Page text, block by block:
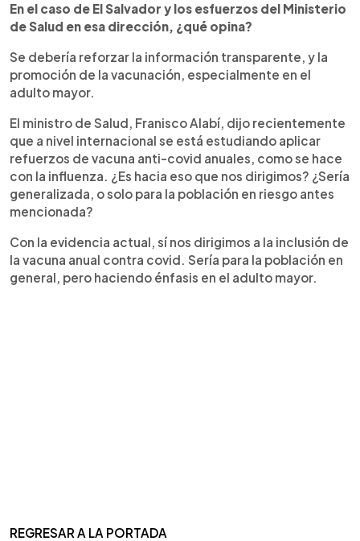
En el caso de El Salvador y los esfuerzos del Ministerio
de Salud en esa dirección, ¿qué opina?
Se debería reforzar la información transparente, y la
promoción de la vacunación, especialmente en el
adulto mayor.
El ministro de Salud, Franisco Alabí, dijo recientemente
que a nivel internacional se está estudiando aplicar
refuerzos de vacuna anti-covid anuales, como se hace
con la influenza. ¿Es hacia eso que nos dirigimos? ¿Sería
generalizada, o solo para la población en riesgo antes
mencionada?
Con la evidencia actual, sí nos dirigimos a la inclusión de
la vacuna anual contra covid. Sería para la población en
general, pero haciendo énfasis en el adulto mayor.
REGRESAR A LA PORTADA